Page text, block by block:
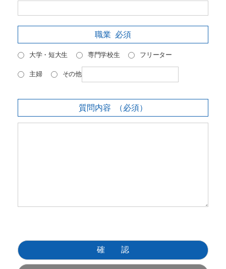
職業 必須
大学・短大生 専門学校生 フリーター
主婦 その他
質問内容 （必須）